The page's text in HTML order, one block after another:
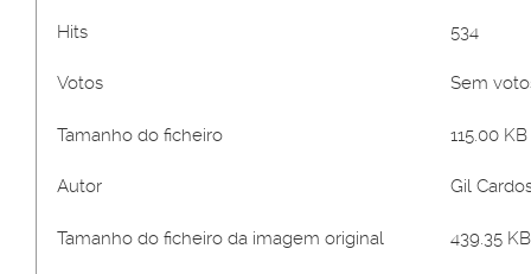
Hits 534
Votos Sem
Tamanho do ficheiro 115.00
Autor Gil
Tamanho do ficheiro da imagem original 439.35